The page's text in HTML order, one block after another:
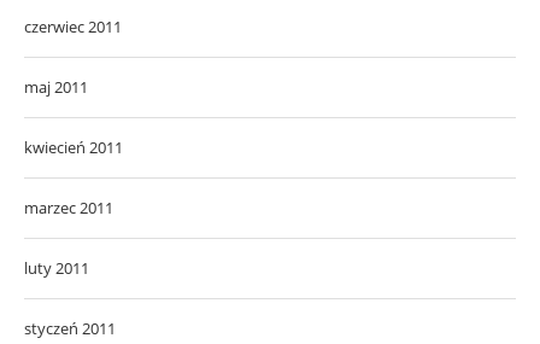
czerwiec 2011
maj 2011
kwiecień 2011
marzec 2011
luty 2011
styczeń 2011